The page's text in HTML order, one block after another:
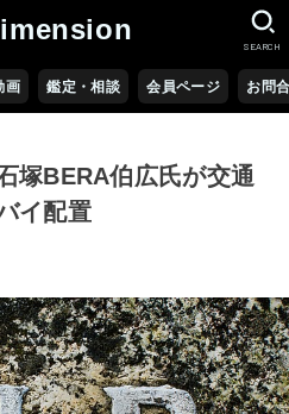
画 鑑定・相談 会員ページ お問
SEARCH
塚BERA伯広氏が交通
イ配置